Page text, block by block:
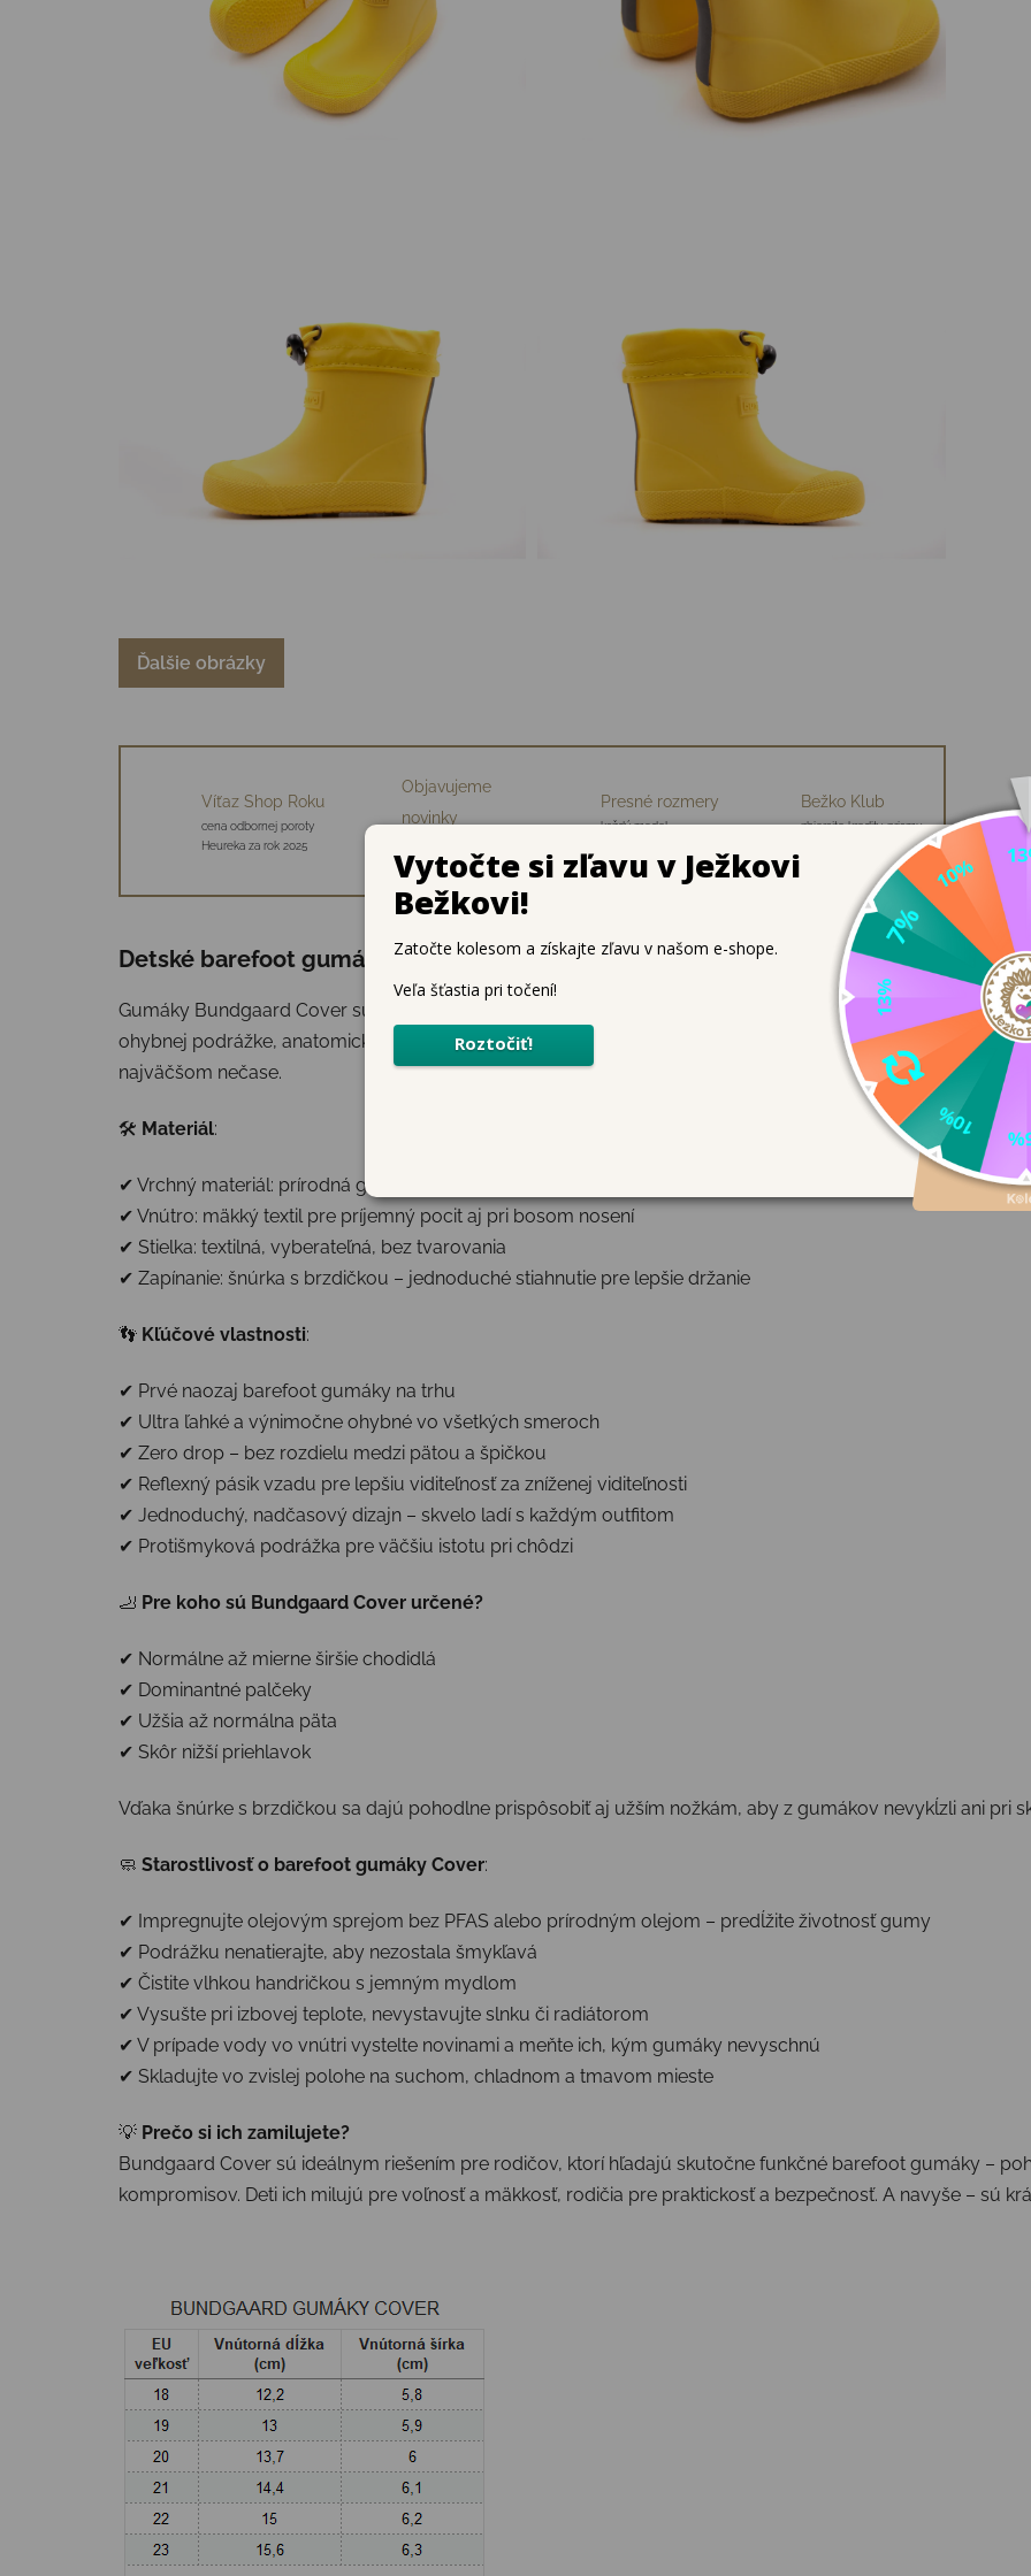
Ďalšie obrázky
Víťaz Shop Roku
cena odbornej poroty
Heureka za rok 2025
Objavujeme
novinky
značiek
Presné rozmery
každý model
Bežko Klub
zbierajte kredity, priamu
Detské barefoot gumáky Bundgaard Cover – ľahučké, reflexné a úplne barefoot
Gumáky Bundgaard Cover sú priekopníkom medzi detskou obuvou do dažďa – úplne prvé pravé
ohybnej podrážke, anatomickému tvaru špičky a mäkkým materiálom ponúkajú maximálne pohodlie,
najväčšom nečase.
🛠 Materiál:
✔ Vrchný materiál: prírodná guma – pružná a ekologická alternatíva bez PVC
✔ Vnútro: mäkký textil pre príjemný pocit aj pri bosom nosení
✔ Stielka: textilná, vyberateľná, bez tvarovania
✔ Zapínanie: šnúrka s brzdičkou – jednoduché stiahnutie pre lepšie držanie
👣 Kľúčové vlastnosti:
✔ Prvé naozaj barefoot gumáky na trhu
✔ Ultra ľahké a výnimočne ohybné vo všetkých smeroch
✔ Zero drop – bez rozdielu medzi pätou a špičkou
✔ Reflexný pásik vzadu pre lepšiu viditeľnosť za zníženej viditeľnosti
✔ Jednoduchý, nadčasový dizajn – skvelo ladí s každým outfitom
✔ Protišmyková podrážka pre väčšiu istotu pri chôdzi
🦶 Pre koho sú Bundgaard Cover určené?
✔ Normálne až mierne širšie chodidlá
✔ Dominantné palčeky
✔ Užšia až normálna päta
✔ Skôr nižší priehlavok
Vďaka šnúrke s brzdičkou sa dajú pohodlne prispôsobiť aj užším nožkám, aby z gumákov nevykĺzli ani pri
🧼 Starostlivosť o barefoot gumáky Cover:
✔ Impregnujte olejovým sprejom bez PFAS alebo prírodným olejom – predĺžite životnosť gumy
✔ Podrážku nenatierajte, aby nezostala šmykľavá
✔ Čistite vlhkou handričkou s jemným mydlom
✔ Vysušte pri izbovej teplote, nevystavujte slnku či radiátorom
✔ V prípade vody vo vnútri vystelte novinami a meňte ich, kým gumáky nevyschnú
✔ Skladujte vo zvislej polohe na suchom, chladnom a tmavom mieste
💡 Prečo si ich zamilujete?
Bundgaard Cover sú ideálnym riešením pre rodičov, ktorí hľadajú skutočne funkčné barefoot gumáky –
kompromisov. Deti ich milujú pre voľnosť a mäkkosť, rodičia pre praktickosť a bezpečnosť. A navyše – sú